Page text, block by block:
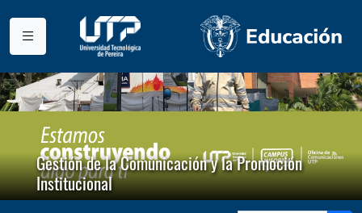
Gestión de la Comunicación y la Promoción
Institucional